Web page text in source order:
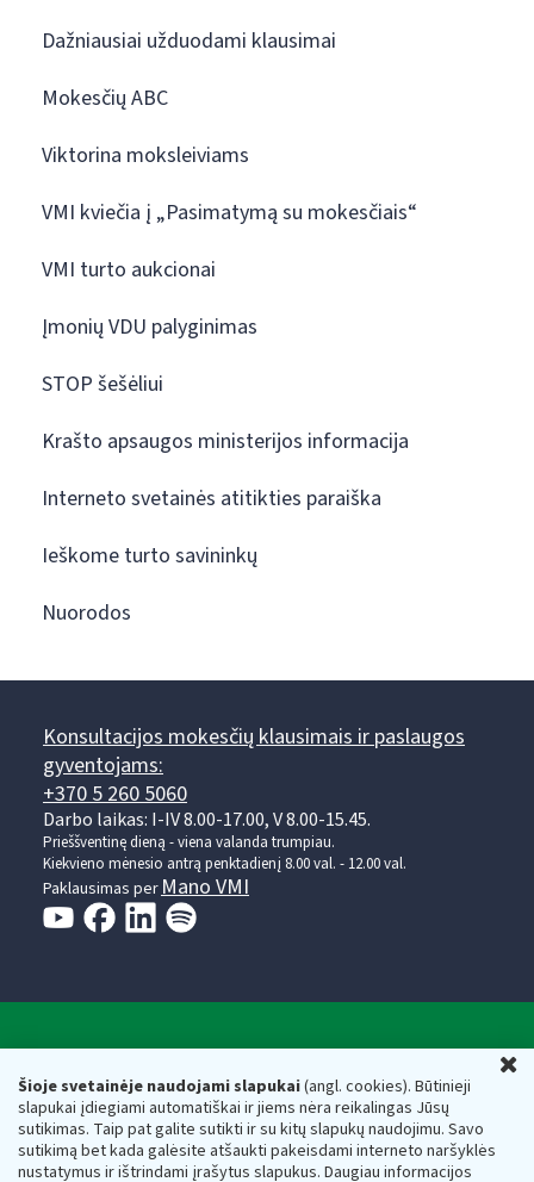
Šioje svetainėje naudojami slapukai(angl. cookies). Būtinieji
slapukai įdiegiami automatiškai ir jiems nėra reikalingas Jūsų
sutikimas. Taip pat galite sutikti ir su kitų slapukų naudojimu. Savo
sutikimą bet kada galėsite atšaukti pakeisdami interneto naršyklės
nustatymus ir ištrindami įrašytus slapukus. Daugiau informacijos
Dažniausiai užduodami klausimai
Mokesčių ABC
Viktorina moksleiviams
VMI kviečia į „Pasimatymą su mokesčiais“
VMI turto aukcionai
Įmonių VDU palyginimas
STOP šešėliui
Krašto apsaugos ministerijos informacija
Interneto svetainės atitikties paraiška
Ieškome turto savininkų
Nuorodos
Konsultacijos mokesčių klausimais ir paslaugos
gyventojams:
+370 5 260 5060
Darbo laikas: I-IV 8.00-17.00, V 8.00-15.45.
Prieššventinę dieną - viena valanda trumpiau.
Kiekvieno mėnesio antrą penktadienį 8.00 val. - 12.00 val.
Paklausimas per Mano VMI
Valstybinė mokesčių inspekcija prie Lietuvos
Respublikos finansų ministerijos
Biudžetinė įstaiga. Juridinio asmens kodas — 188659752,
adresas: Vasario 16-osios g. 14, 01107 Vilnius, Lietuva, el.paštas:
vmi@vmi.lt, E. pristatymo dėžutės adresas 188659752